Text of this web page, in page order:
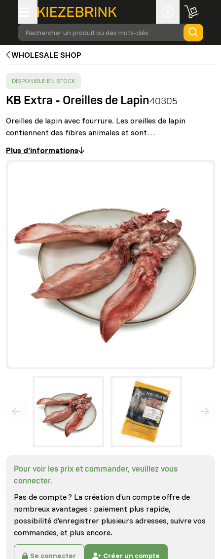
Rechercher un produit ou des mots-clés
WHOLESALE SHOP
SUCCESS:
DISPONIBLE EN STOCK
KB Extra - Oreilles de Lapin40305
Oreilles de lapin avec fourrure. Les oreilles de lapin
contiennent des fibres animales et sont…
Plus d'informations
Pour voir les prix et commander, veuillez vous
connecter.
Pas de compte ? La création d’un compte offre de
nombreux avantages : paiement plus rapide,
possibilité d’enregistrer plusieurs adresses, suivre vos
commandes, et plus encore.
Se connecter Créer un compte